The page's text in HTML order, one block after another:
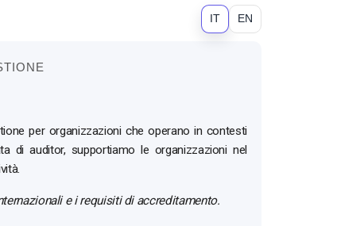
IT EN
per organizzazioni che operano in contesti
di auditor, supportiamo le organizzazioni nel
e i requisiti di accreditamento.